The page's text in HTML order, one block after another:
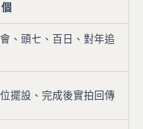
、頭七、百日、對年追
擺設、完成後實拍回傳